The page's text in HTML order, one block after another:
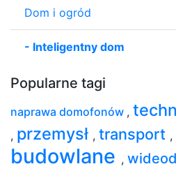
Dom i ogród
- Inteligentny dom
Popularne tagi
naprawa domofonów ,
, przemysł , transport ,
budowlane ,